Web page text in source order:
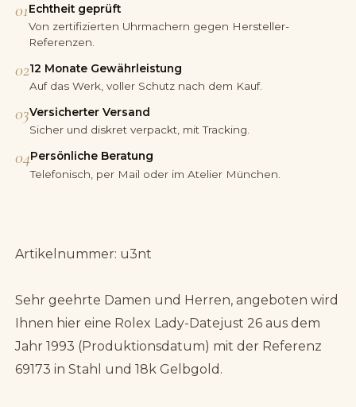
01Echtheit geprüft
Von zertifizierten Uhrmachern gegen Hersteller-
Referenzen.
0212 Monate Gewährleistung
Auf das Werk, voller Schutz nach dem Kauf.
03Versicherter Versand
Sicher und diskret verpackt, mit Tracking.
04Persönliche Beratung
Telefonisch, per Mail oder im Atelier München.
Artikelnummer: u3nt
Sehr geehrte Damen und Herren, angeboten wird
Ihnen hier eine Rolex Lady-Datejust 26 aus dem
Jahr 1993 (Produktionsdatum) mit der Referenz
69173 in Stahl und 18k Gelbgold.